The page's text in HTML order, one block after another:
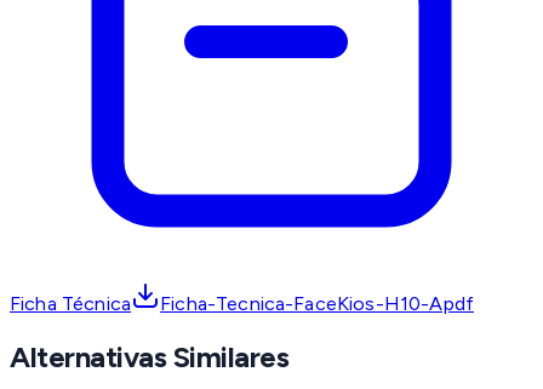
Ficha Técnica Ficha-Tecnica-FaceKios-H10-Apdf
Alternativas Similares